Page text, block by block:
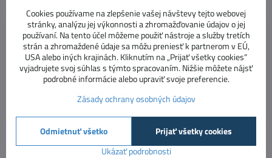
Neváhajte nás kontaktovať :)
Stav objednávky
+421 918 322 199
e-shop
info​@vnimavedeti​.sk
vzdelávanie pedagógov
vzdelavanie​@prosolutions​.sk
Cookies používame na zlepšenie vašej návštevy tejto webovej
stránky, analýzu jej výkonnosti a zhromažďovanie údajov o jej
používaní. Na tento účel môžeme použiť nástroje a služby tretích
strán a zhromaždené údaje sa môžu preniesť k partnerom v EÚ,
USA alebo iných krajinách. Kliknutím na „Prijať všetky cookies“
vyjadrujete svoj súhlas s týmto spracovaním. Nižšie môžete nájsť
podrobné informácie alebo upraviť svoje preferencie.
Zásady ochrany osobných údajov
Ukázať podrobnosti
Prijať všetky cookies
Odmietnuť všetko